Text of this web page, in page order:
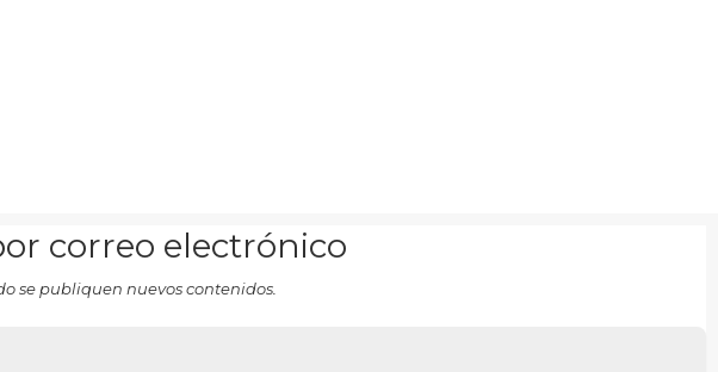
correo electrónico
se publiquen nuevos contenidos.